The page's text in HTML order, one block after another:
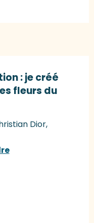
: je créé
fleurs du
Dior,